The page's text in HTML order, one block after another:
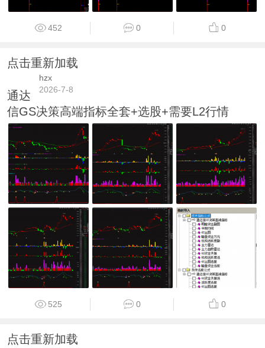
452 0 0
点击重新加载
hzx
2026-7-8
通达
信GS决策高端指标全套+选股+需要L2行情
525 0 0
点击重新加载